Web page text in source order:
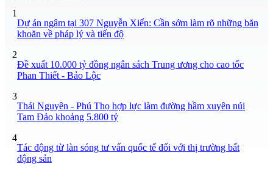
1
Dự án ngâm tại 307 Nguyễn Xiển: Cần sớm làm rõ những băn
khoăn về pháp lý và tiến độ
2
Đề xuất 10.000 tỷ đồng ngân sách Trung ương cho cao tốc
Phan Thiết - Bảo Lộc
3
Thái Nguyên - Phú Thọ hợp lực làm đường hầm xuyên núi
Tam Đảo khoảng 5.800 tỷ
4
Tác động từ làn sóng tư vấn quốc tế đối với thị trường bất
động sản